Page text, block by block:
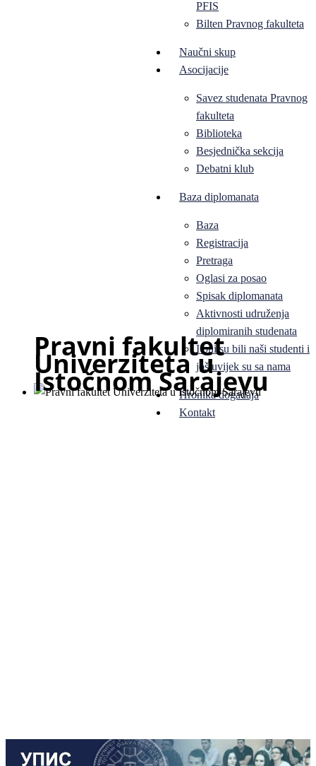
PFIS
Bilten Pravnog fakulteta
Naučni skup
Asocijacije
Savez studenata Pravnog
fakulteta
Biblioteka
Besjednička sekcija
Debatni klub
Baza diplomanata
Baza
Registracija
Pretraga
Oglasi za posao
Spisak diplomanata
Aktivnosti udruženja
diplomiranih studenata
I oni su bili naši studenti i
još uvijek su sa nama
Hronika događaja
Kontakt
Pravni fakultet
Univerziteta u
Istočnom Sarajevu